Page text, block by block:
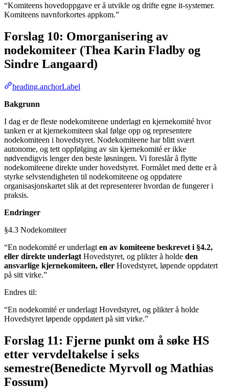
“Komiteens hovedoppgave er å utvikle og drifte egne it-systemer.
Komiteens navnforkortes appkom.”
Forslag 10: Omorganisering av
nodekomiteer (Thea Karin Fladby og
Sindre Langaard)
heading.anchorLabel
Bakgrunn
I dag er de fleste nodekomiteene underlagt en kjernekomité hvor
tanken er at kjernekomiteen skal følge opp og representere
nodekomiteen i hovedstyret. Nodekomiteene har blitt svært
autonome, og tett oppfølging av sin kjernekomité er ikke
nødvendigvis lenger den beste løsningen. Vi foreslår å flytte
nodekomiteene direkte under hovedstyret. Formålet med dette er å
styrke selvstendigheten til nodekomiteene og oppdatere
organisasjonskartet slik at det representerer hvordan de fungerer i
praksis.
Endringer
§4.3 Nodekomiteer
“En nodekomité er underlagt en av komiteene beskrevet i §4.2,
eller direkte underlagt Hovedstyret, og plikter å holde den
ansvarlige kjernekomiteen, eller Hovedstyret, løpende oppdatert
på sitt virke.”
Endres til:
“En nodekomité er underlagt Hovedstyret, og plikter å holde
Hovedstyret løpende oppdatert på sitt virke.”
Forslag 11: Fjerne punkt om å søke HS
etter vervdeltakelse i seks
semestre(Benedicte Myrvoll og Mathias
Fossum)